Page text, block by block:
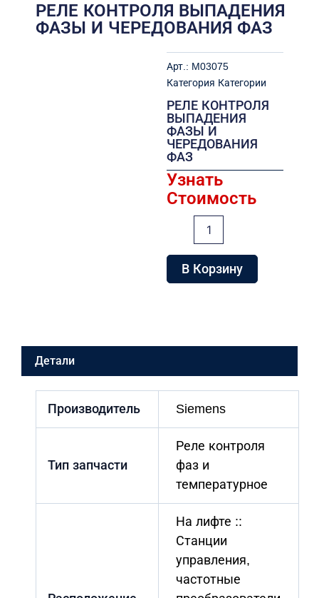
РЕЛЕ КОНТРОЛЯ ВЫПАДЕНИЯ
ФАЗЫ И ЧЕРЕДОВАНИЯ ФАЗ
Арт.: M03075
Категория Категории
РЕЛЕ КОНТРОЛЯ
ВЫПАДЕНИЯ
ФАЗЫ И
ЧЕРЕДОВАНИЯ
ФАЗ
Узнать
Стоимость
КОНТРОЛЯ
ВЫПАДЕНИЯ
В Корзину
Детали
Производитель Siemens
Тип запчасти
Реле контроля
фаз и
температурное
На лифте ::
Станции
управления,
частотные